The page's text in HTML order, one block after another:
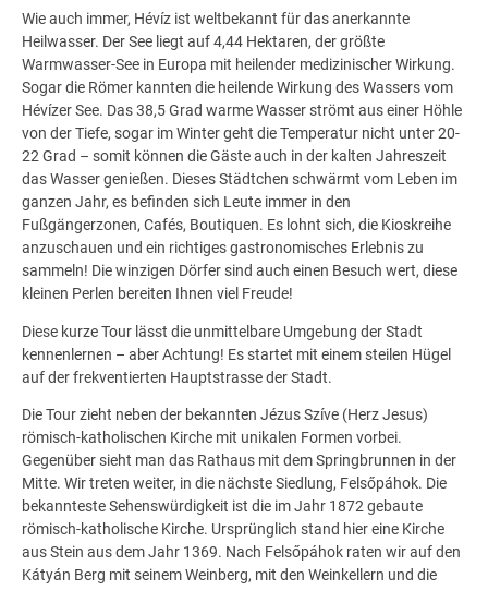
Wie auch immer, Hévíz ist weltbekannt für das anerkannte
Heilwasser. Der See liegt auf 4,44 Hektaren, der größte
Warmwasser-See in Europa mit heilender medizinischer Wirkung.
Sogar die Römer kannten die heilende Wirkung des Wassers vom
Hévízer See. Das 38,5 Grad warme Wasser strömt aus einer Höhle
von der Tiefe, sogar im Winter geht die Temperatur nicht unter 20-
22 Grad – somit können die Gäste auch in der kalten Jahreszeit
das Wasser genießen. Dieses Städtchen schwärmt vom Leben im
ganzen Jahr, es befinden sich Leute immer in den
Fußgängerzonen, Cafés, Boutiquen. Es lohnt sich, die Kioskreihe
anzuschauen und ein richtiges gastronomisches Erlebnis zu
sammeln! Die winzigen Dörfer sind auch einen Besuch wert, diese
kleinen Perlen bereiten Ihnen viel Freude!
Diese kurze Tour lässt die unmittelbare Umgebung der Stadt
kennenlernen – aber Achtung! Es startet mit einem steilen Hügel
auf der frekventierten Hauptstrasse der Stadt.
Die Tour zieht neben der bekannten Jézus Szíve (Herz Jesus)
römisch-katholischen Kirche mit unikalen Formen vorbei.
Gegenüber sieht man das Rathaus mit dem Spring­brunnen in der
Mitte. Wir treten weiter, in die nächste Siedlung, Felsőpáhok. Die
bekannteste Sehenswürdigkeit ist die im Jahr 1872 gebaute
römisch-katholische Kirche. Ursprünglich stand hier eine Kirche
aus Stein aus dem Jahr 1369. Nach Felsőpáhok raten wir auf den
Kátyán Berg mit seinem Weinberg, mit den Weinkellern und die